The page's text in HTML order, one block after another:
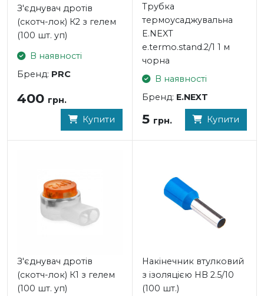
З'єднувач дротів
(скотч-лок) К2 з гелем
(100 шт. уп)
В наявності
Бренд: PRC
400 грн.
Купити
Трубка
термоусаджувальна
E.NEXT
e.termo.stand.2/1 1 м
чорна
В наявності
Бренд: E.NEXT
5 грн. Купити
З'єднувач дротів
(скотч-лок) К1 з гелем
(100 шт. уп)
Накінечник втулковий
з ізоляцією HB 2.5/10
(100 шт.)